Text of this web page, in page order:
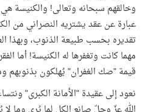
وخالقهم سبحانه وتعالى! والكنيسة
عبارة عن عقد يشتريه النصراني من
تقديره بحسب طبيعة الذنوب، وبهذا
مهما كانت وتغفرها له الكنيسة! أما
قيمة "صك الغفران" يُهلكون بذنوبهم
نعود إلى عقيدة "الأمانة الكبرى"